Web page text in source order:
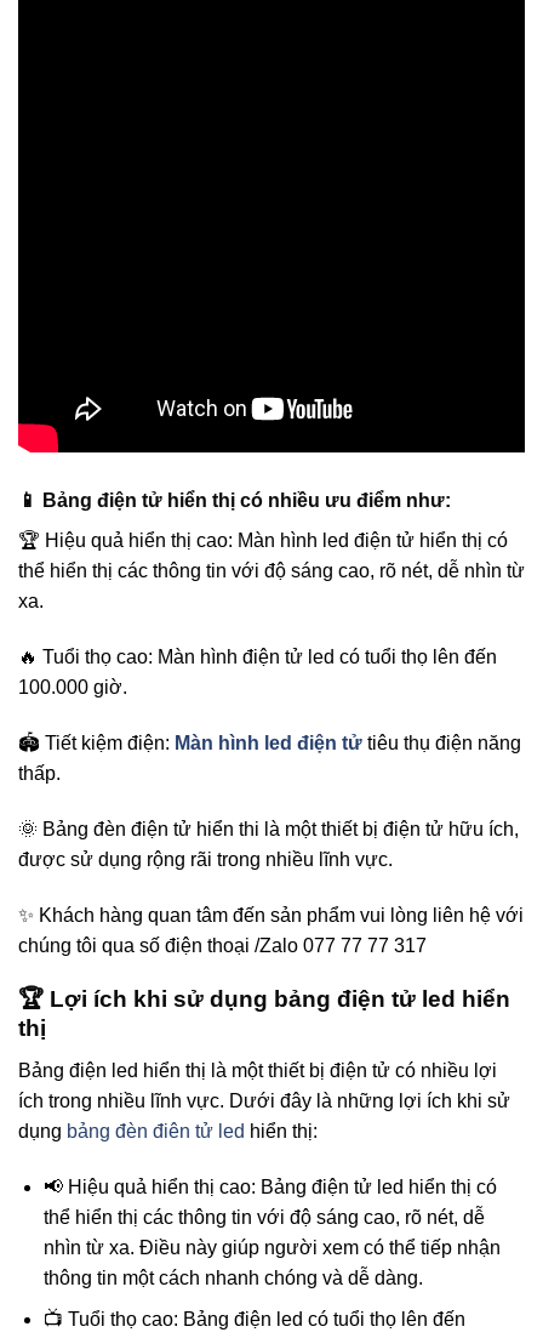
📱 Bảng điện tử hiển thị có nhiều ưu điểm như:
🏆 Hiệu quả hiển thị cao: Màn hình led điện tử hiển thị có
thể hiển thị các thông tin với độ sáng cao, rõ nét, dễ nhìn từ
xa.
🔥 Tuổi thọ cao: Màn hình điện tử led có tuổi thọ lên đến
100.000 giờ.
🏟️ Tiết kiệm điện: Màn hình led điện tử tiêu thụ điện năng
thấp.
🌞 Bảng đèn điện tử hiển thi là một thiết bị điện tử hữu ích,
được sử dụng rộng rãi trong nhiều lĩnh vực.
✨ Khách hàng quan tâm đến sản phẩm vui lòng liên hệ với
chúng tôi qua số điện thoại /Zalo 077 77 77 317
🏆 Lợi ích khi sử dụng bảng điện tử led hiển
thị
Bảng điện led hiển thị là một thiết bị điện tử có nhiều lợi
ích trong nhiều lĩnh vực. Dưới đây là những lợi ích khi sử
dụng bảng đèn điên tử led hiển thị:
📢 Hiệu quả hiển thị cao: Bảng điện tử led hiển thị có
thể hiển thị các thông tin với độ sáng cao, rõ nét, dễ
nhìn từ xa. Điều này giúp người xem có thể tiếp nhận
thông tin một cách nhanh chóng và dễ dàng.
📺 Tuổi thọ cao: Bảng điện led có tuổi thọ lên đến